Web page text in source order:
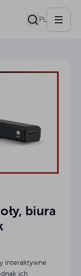
PL
biura
interaktywne
ich